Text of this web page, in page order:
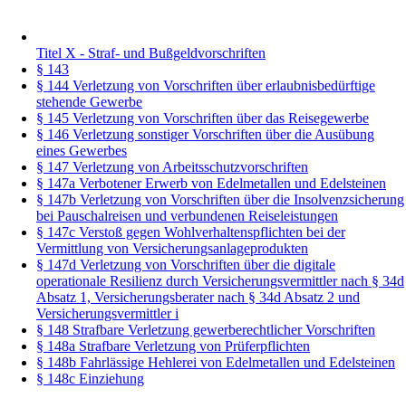
Titel X - Straf- und Bußgeldvorschriften
§ 143
§ 144 Verletzung von Vorschriften über erlaubnisbedürftige
stehende Gewerbe
§ 145 Verletzung von Vorschriften über das Reisegewerbe
§ 146 Verletzung sonstiger Vorschriften über die Ausübung
eines Gewerbes
§ 147 Verletzung von Arbeitsschutzvorschriften
§ 147a Verbotener Erwerb von Edelmetallen und Edelsteinen
§ 147b Verletzung von Vorschriften über die Insolvenzsicherung
bei Pauschalreisen und verbundenen Reiseleistungen
§ 147c Verstoß gegen Wohlverhaltenspflichten bei der
Vermittlung von Versicherungsanlageprodukten
§ 147d Verletzung von Vorschriften über die digitale
operationale Resilienz durch Versicherungsvermittler nach § 34d
Absatz 1, Versicherungsberater nach § 34d Absatz 2 und
Versicherungsvermittler i
§ 148 Strafbare Verletzung gewerberechtlicher Vorschriften
§ 148a Strafbare Verletzung von Prüferpflichten
§ 148b Fahrlässige Hehlerei von Edelmetallen und Edelsteinen
§ 148c Einziehung